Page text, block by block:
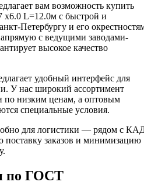
вам возможность купить
х6.0 L=12.0м с быстрой и
Петербургу и его
с ведущими заводами-
высокое качество
удобный интерфейс для
У нас широкий ассортимент
по низким ценам, а оптовым
специальные условия.
для логистики — рядом с
поставку заказов и минимизацию
по ГОСТ